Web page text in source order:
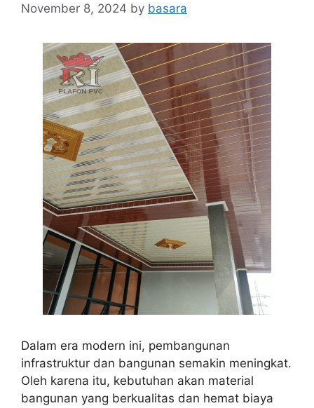
November 8, 2024 by basara
Dalam era modern ini, pembangunan
infrastruktur dan bangunan semakin meningkat.
Oleh karena itu, kebutuhan akan material
bangunan yang berkualitas dan hemat biaya